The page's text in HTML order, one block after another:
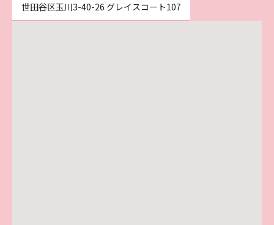
世田谷区玉川3-40-26 グレイスコート107